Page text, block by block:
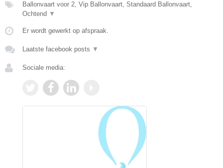
Ballonvaart voor 2, Vip Ballonvaart, Standaard Ballonvaart,
Ochtend ▼
Er wordt gewerkt op afspraak.
Laatste facebook posts ▼
Sociale media: